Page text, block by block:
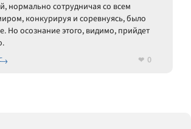
нормально сотрудничая со всем
конкурируя и соревнуясь, было
Но осознание этого, видимо, прийдет
0